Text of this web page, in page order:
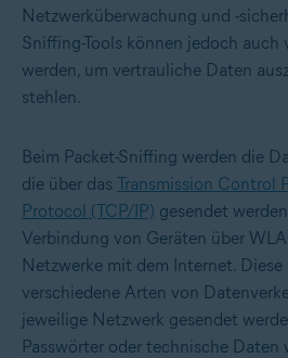
Netzwerküberwachung und -
Sniffing-Tools können jedoch auch
werden, um vertrauliche Daten
stehlen.
Beim Packet-Sniffing werden die
die über das Transmission Control
Protocol (TCP/IP) gesendet
Verbindung von Geräten über
Netzwerke mit dem Internet.
verschiedene Arten von
jeweilige Netzwerk gesendet
Passwörter oder technische Daten